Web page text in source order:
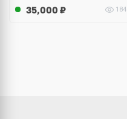
35,000 ₽ 184